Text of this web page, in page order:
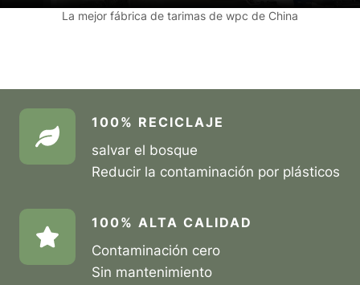
La mejor fábrica de tarimas de wpc de China
100% RECICLAJE
salvar el bosque
Reducir la contaminación por plásticos
100% ALTA CALIDAD
Contaminación cero
Sin mantenimiento